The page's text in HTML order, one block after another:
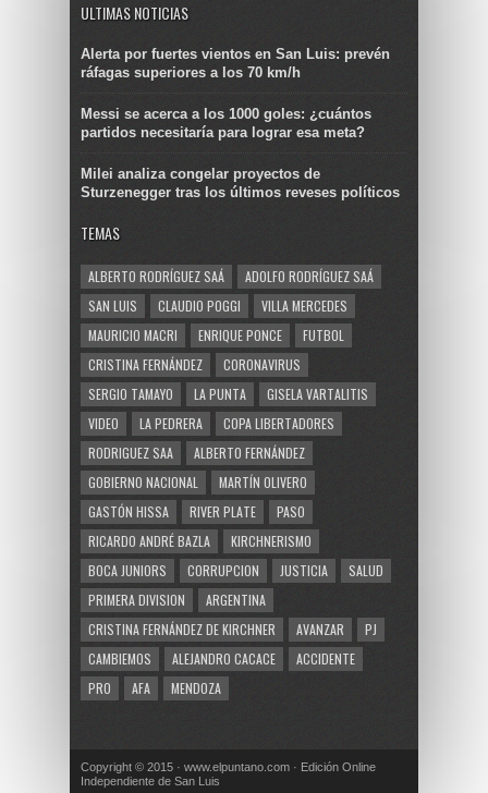
ULTIMAS NOTICIAS
Alerta por fuertes vientos en San Luis: prevén
ráfagas superiores a los 70 km/h
Messi se acerca a los 1000 goles: ¿cuántos
partidos necesitaría para lograr esa meta?
Milei analiza congelar proyectos de
Sturzenegger tras los últimos reveses políticos
TEMAS
ALBERTO RODRÍGUEZ SAÁ
ADOLFO RODRÍGUEZ SAÁ
SAN LUIS
CLAUDIO POGGI
VILLA MERCEDES
MAURICIO MACRI
ENRIQUE PONCE
FUTBOL
CRISTINA FERNÁNDEZ
CORONAVIRUS
SERGIO TAMAYO
LA PUNTA
GISELA VARTALITIS
VIDEO
LA PEDRERA
COPA LIBERTADORES
RODRIGUEZ SAA
ALBERTO FERNÁNDEZ
GOBIERNO NACIONAL
MARTÍN OLIVERO
GASTÓN HISSA
RIVER PLATE
PASO
RICARDO ANDRÉ BAZLA
KIRCHNERISMO
BOCA JUNIORS
CORRUPCION JUSTICIA
SALUD
PRIMERA DIVISION
ARGENTINA
CRISTINA FERNÁNDEZ DE KIRCHNER
AVANZAR
PJ
CAMBIEMOS
ALEJANDRO CACACE
ACCIDENTE
PRO
AFA MENDOZA
Copyright © 2015 · www.elpuntano.com · Edición Online
Independiente de San Luis